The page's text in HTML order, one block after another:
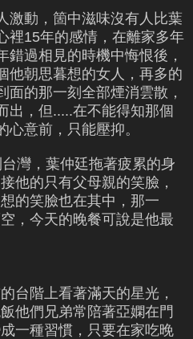
激動，箇中滋味沒有人比葉
裡15年的感情，在離家多年
錯過相見的時機中悔恨後，
他朝思暮想的女人，再多的
面的那一刻全部煙消雲散，
出，但.....在不能得知那個
意前，只能壓抑。
灣，葉仲廷拖著疲累的身
他的只有父母親的笑臉，
的笑臉也在其中，那一
，今天的晚餐可說是他最
台階上看著滿天的星光，
他們兄弟常陪著亞嫻在門
一種習慣，只要在家吃晚